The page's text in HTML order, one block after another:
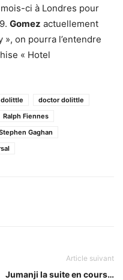
ci à Londres pour
Gomez actuellement
on pourra l’entendre
« Hotel
doctor dolittle
Ralph Fiennes
Gaghan
Article suivant
Jumanji la suite en cours…